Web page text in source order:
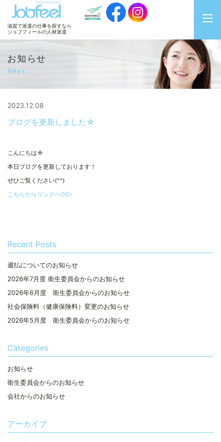
JobFeel
滋賀で派遣の仕事を探すなら
ジョブフィールの人材派遣
お知らせ
News
2023.12.08
ブログを更新しました☆
こんにちは☆
本日ブログを更新しております！
ぜひご覧ください(^^)
こちらからリンクへGO♪
Recent Posts
週払についてのお知らせ
2026年7月度 衛生委員会からのお知らせ
2026年6月度 衛生委員会からのお知らせ
社会保険料（健康保険料）変更のお知らせ
2026年5月度 衛生委員会からのお知らせ
Categories
お知らせ
衛生委員会からのお知らせ
会社からのお知らせ
アーカイブ